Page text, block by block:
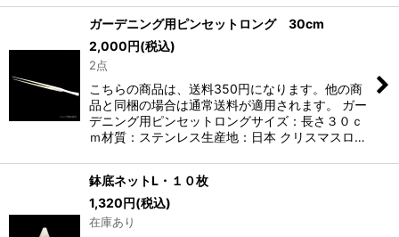
ガーデニング用ピンセットロング 30cm
2,000円(税込)
2点
こちらの商品は、送料350円になります。他の商
品と同梱の場合は通常送料が適用されます。 ガー
デニング用ピンセットロングサイズ：長さ３０ｃ
ｍ材質：ステンレス生産地：日本 クリスマスロ…
鉢底ネットL・１０枚
1,320円(税込)
在庫あり